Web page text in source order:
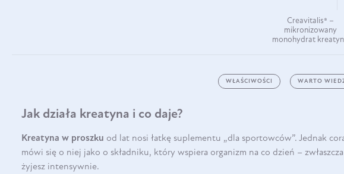
Creavitalis® –
mikronizowany
monohydrat
WŁAŚCIWOŚCI WARTO
Jak działa kreatyna i co daje?
Kreatyna w proszku od lat nosi łatkę suplementu „dla sportowców”. Jednak
mówi się o niej jako o składniku, który wspiera organizm na co dzień –
żyjesz intensywnie.